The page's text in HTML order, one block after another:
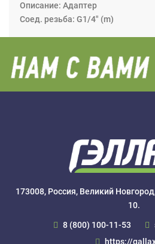
Описание: Адаптер
Соед. резьба: G1/4" (m)
173008, Россия, Великий
10.
8 (800) 100-11-53
https://